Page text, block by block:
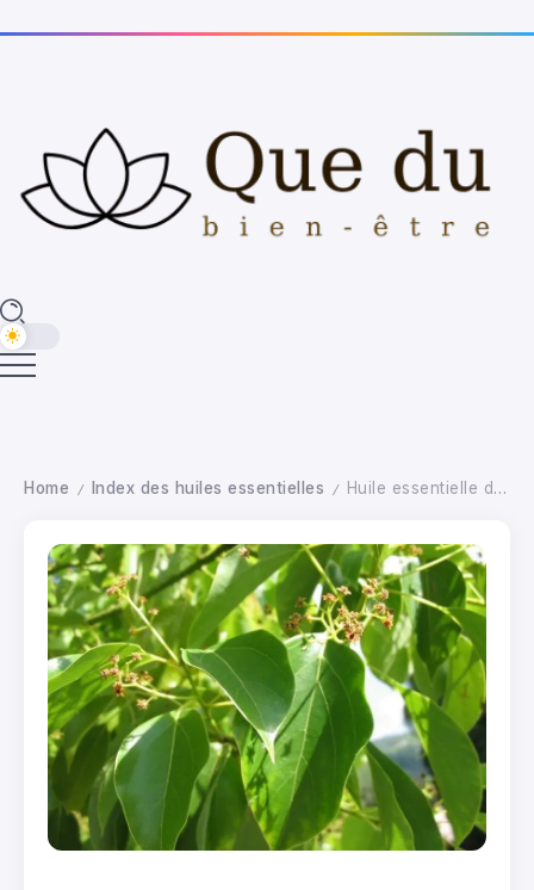
Home / Index des huiles essentielles / Huile essentielle de Ravintsara : Propriétés, utilisation et bienfaits